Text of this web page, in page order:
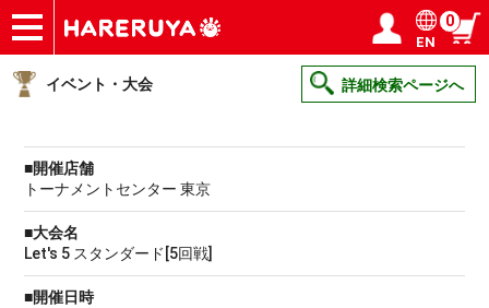
ショップ
買取
記事
デッキ検索
デッキ構築
選手一覧
店舗一覧
イベント
ヘルプ
お問い合わせ ログイン／会員登録
EN
0
イベント・大会 詳細検索ページへ
■開催店舗
トーナメントセンター 東京
■大会名
Let's 5 スタンダード[5回戦]
■開催日時